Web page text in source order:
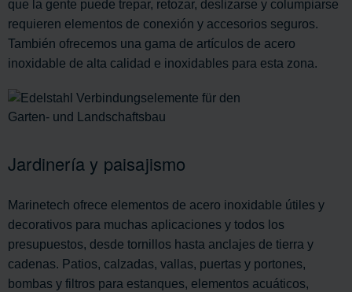
que la gente puede trepar, retozar, deslizarse y columpiarse
requieren elementos de conexión y accesorios seguros.
También ofrecemos una gama de artículos de acero
inoxidable de alta calidad e inoxidables para esta zona.
Jardinería y paisajismo
Marinetech ofrece elementos de acero inoxidable útiles y
decorativos para muchas aplicaciones y todos los
presupuestos, desde tornillos hasta anclajes de tierra y
cadenas. Patios, calzadas, vallas, puertas y portones,
bombas y filtros para estanques, elementos acuáticos,